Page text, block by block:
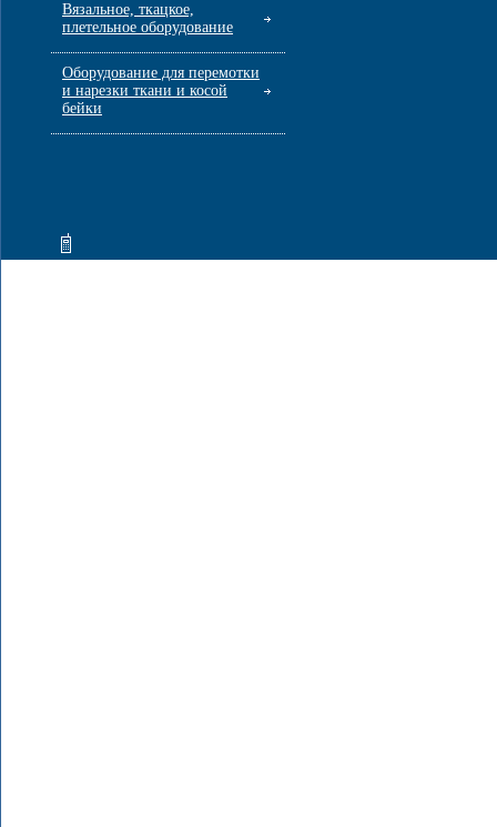
Вязальное, ткацкое,
плетельное оборудование
Оборудование для перемотки
и нарезки ткани и косой
бейки